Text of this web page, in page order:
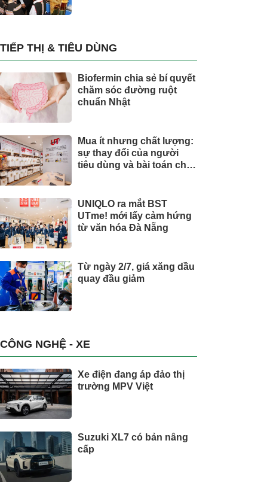
TIẾP THỊ & TIÊU DÙNG
Biofermin chia sẻ bí quyết
chăm sóc đường ruột
chuẩn Nhật
Mua ít nhưng chất lượng:
sự thay đổi của người
tiêu dùng và bài toán cho
UNIQLO ra mắt BST
UTme! mới lấy cảm hứng
từ văn hóa Đà Nẵng
Từ ngày 2/7, giá xăng dầu
quay đầu giảm
CÔNG NGHỆ - XE
Xe điện đang áp đảo thị
trường MPV Việt
Suzuki XL7 có bản nâng
cấp